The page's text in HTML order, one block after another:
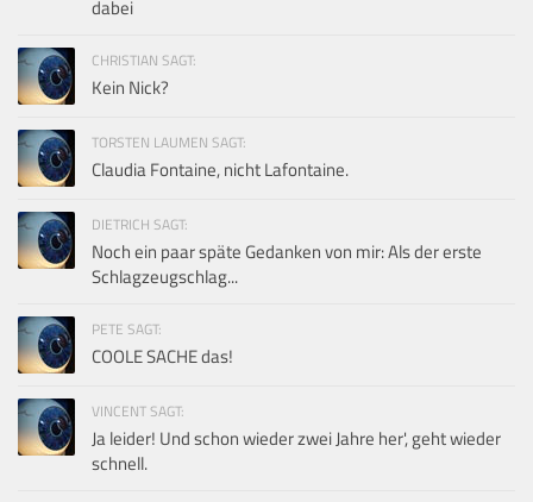
dabei
CHRISTIAN SAGT:
Kein Nick?
TORSTEN LAUMEN SAGT:
Claudia Fontaine, nicht Lafontaine.
DIETRICH SAGT:
Noch ein paar späte Gedanken von mir: Als der erste
Schlagzeugschlag...
PETE SAGT:
COOLE SACHE das!
VINCENT SAGT:
Ja leider! Und schon wieder zwei Jahre her', geht wieder
schnell.